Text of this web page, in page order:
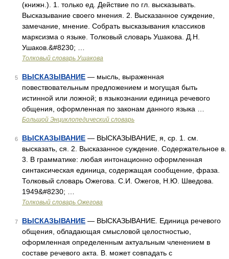
(книжн.). 1. только ед. Действие по гл. высказывать.
Высказывание своего мнения. 2. Высказанное суждение,
замечание, мнение. Собрать высказывания классиков
марксизма о языке. Толковый словарь Ушакова. Д.Н.
Ушаков.&#8230; …
Толковый словарь Ушакова
5 ВЫСКАЗЫВАНИЕ — мысль, выраженная
повествовательным предложением и могущая быть
истинной или ложной; в языкознании единица речевого
общения, оформленная по законам данного языка …
Большой Энциклопедический словарь
6 ВЫСКАЗЫВАНИЕ — ВЫСКАЗЫВАНИЕ, я, ср. 1. см.
высказать, ся. 2. Высказанное суждение. Содержательное в.
3. В грамматике: любая интонационно оформленная
синтаксическая единица, содержащая сообщение, фраза.
Толковый словарь Ожегова. С.И. Ожегов, Н.Ю. Шведова.
1949&#8230; …
Толковый словарь Ожегова
7 ВЫСКАЗЫВАНИЕ — ВЫСКАЗЫВАНИЕ. Единица речевого
общения, обладающая смысловой целостностью,
оформленная определенным актуальным членением в
составе речевого акта. В. может совпадать с